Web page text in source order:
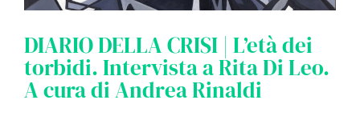
DIARIO DELLA CRISI | L’età dei
torbidi. Intervista a Rita Di Leo.
A cura di Andrea Rinaldi